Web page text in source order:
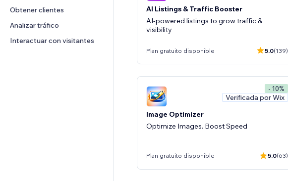
Obtener clientes
Analizar tráfico
Interactuar con visitantes
AI Listings & Traffic Booster
AI-powered listings to grow traffic &
visibility
Plan gratuito disponible 5.0(139)
- 10%
Verificada por Wix
Image Optimizer
Optimize Images. Boost Speed
Plan gratuito disponible 5.0(63)